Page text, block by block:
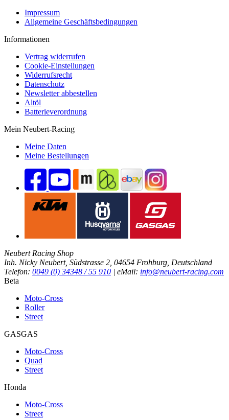
Impressum
Allgemeine Geschäftsbedingungen
Informationen
Vertrag widerrufen
Cookie-Einstellungen
Widerrufsrecht
Datenschutz
Newsletter abbestellen
Altöl
Batterieverordnung
Mein Neubert-Racing
Meine Daten
Meine Bestellungen
Neubert Racing Shop
Inh. Nicky Neubert, Südstrasse 2, 04654 Frohburg, Deutschland
Telefon: 0049 (0) 34348 / 55 910 | eMail: info@neubert-racing.com
Beta
Moto-Cross
Roller
Street
GASGAS
Moto-Cross
Quad
Street
Honda
Moto-Cross
Street